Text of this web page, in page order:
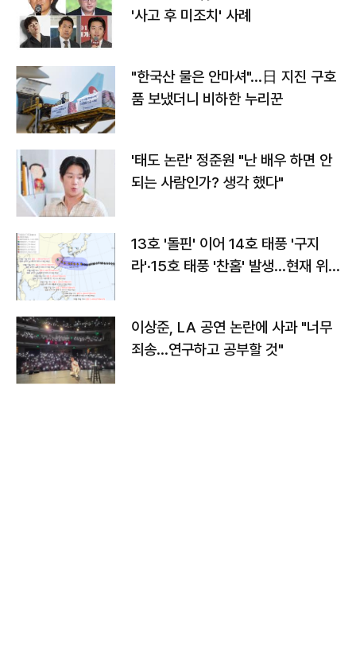
'사고 후 미조치' 사례
"한국산 물은 안마셔"…日 지진 구호
품 보냈더니 비하한 누리꾼
'태도 논란' 정준원 "난 배우 하면 안
되는 사람인가? 생각 했다"
13호 '돌핀' 이어 14호 태풍 '구지
라'·15호 태풍 '찬홈' 발생…현재 위
이상준, LA 공연 논란에 사과 "너무
죄송…연구하고 공부할 것"